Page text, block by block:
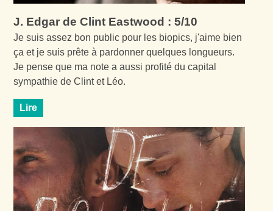
J. Edgar de Clint Eastwood : 5/10
Je suis assez bon public pour les biopics, j'aime bien
ça et je suis prête à pardonner quelques longueurs.
Je pense que ma note a aussi profité du capital
sympathie de Clint et Léo.
Lire